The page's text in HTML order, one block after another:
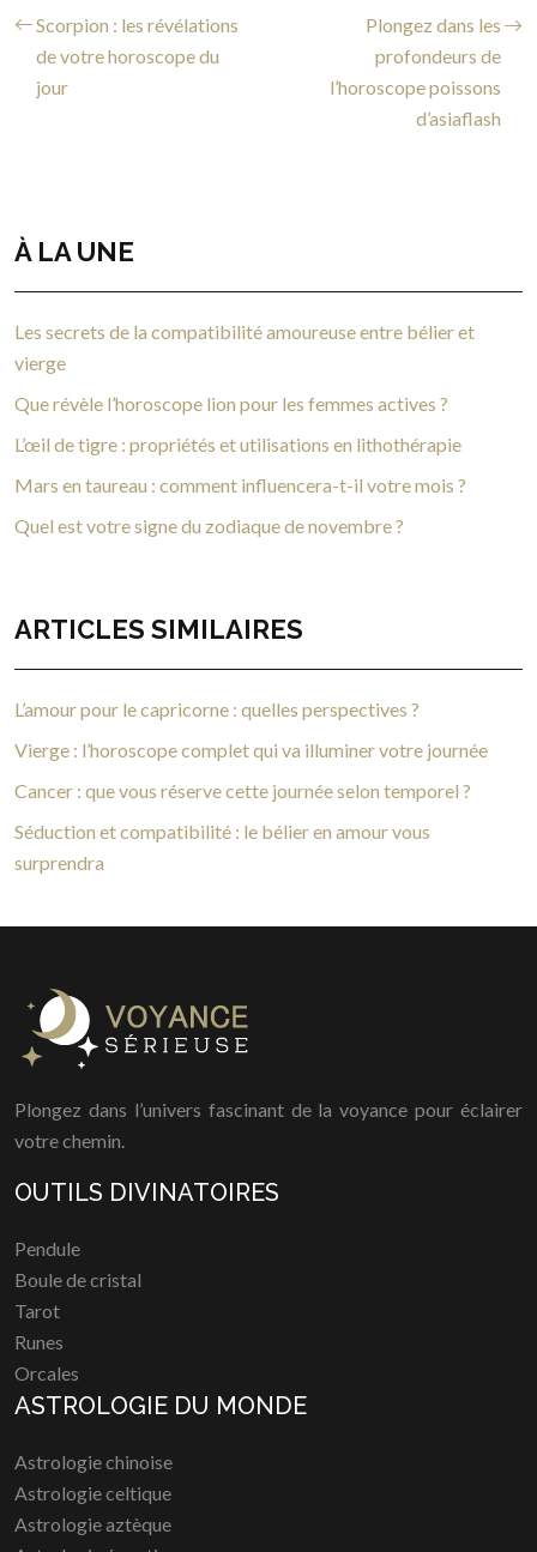
Scorpion : les révélations
de votre horoscope du
jour
Plongez dans les
profondeurs de
l’horoscope poissons
d’asiaflash
À LA UNE
Les secrets de la compatibilité amoureuse entre bélier et
vierge
Que révèle l’horoscope lion pour les femmes actives ?
L’œil de tigre : propriétés et utilisations en lithothérapie
Mars en taureau : comment influencera-t-il votre mois ?
Quel est votre signe du zodiaque de novembre ?
ARTICLES SIMILAIRES
L’amour pour le capricorne : quelles perspectives ?
Vierge : l’horoscope complet qui va illuminer votre journée
Cancer : que vous réserve cette journée selon temporel ?
Séduction et compatibilité : le bélier en amour vous
surprendra
Plongez dans l’univers fascinant de la voyance pour éclairer
votre chemin.
OUTILS DIVINATOIRES
Pendule
Boule de cristal
Tarot
Runes
Orcales
ASTROLOGIE DU MONDE
Astrologie chinoise
Astrologie celtique
Astrologie aztèque